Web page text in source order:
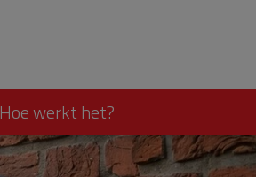
Hoe werkt het?